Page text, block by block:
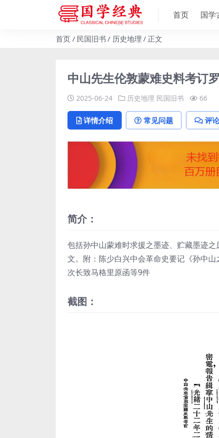
首页 国学
首页 民国旧书 历史地理 正文
中山先生伦敦蒙难史料考订
2025-06-24 历史地理 民国旧书 66
详情介绍 常见问题 评
简介：
包括孙中山蒙难时求援之墨迹、贮藏墨迹
文。附：陈少白兴中会革命史要记《孙中
次长致马格里原函等9件
截图：